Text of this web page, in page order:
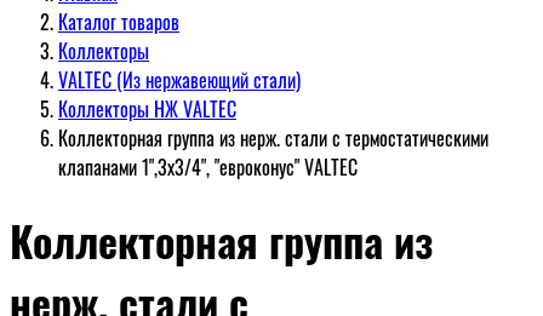
Каталог товаров
Коллекторы
VALTEC (Из нержавеющий стали)
Коллекторы НЖ VALTEC
Коллекторная группа из нерж. стали с термостатическими
клапанами 1",3x3/4", "евроконус" VALTEC
Коллекторная группа из
нерж. стали с